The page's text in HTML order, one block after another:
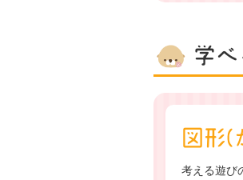
学べ
図形(
考える遊び